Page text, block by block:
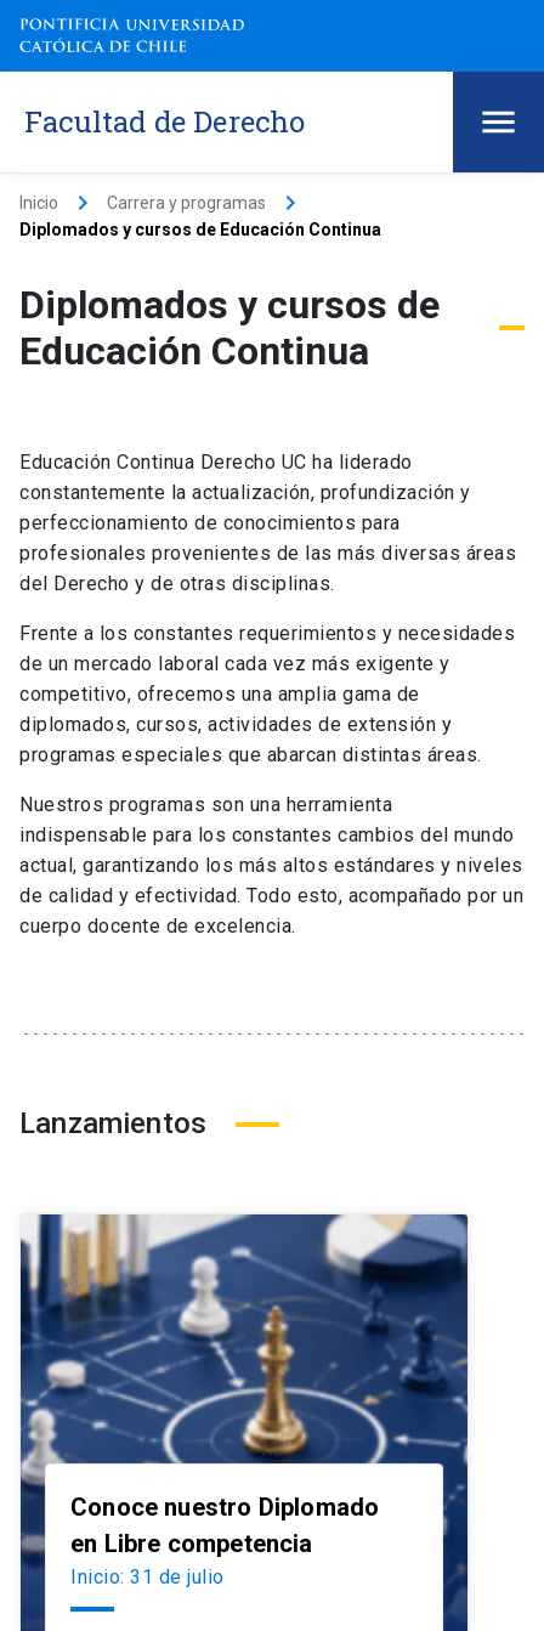
Facultad de Derecho
Inicio keyboard_arrow_right Carrera y programas keyboard_arrow_right
Diplomados y cursos de Educación Continua
Diplomados y cursos de
Educación Continua
Educación Continua Derecho UC ha liderado
constantemente la actualización, profundización y
perfeccionamiento de conocimientos para
profesionales provenientes de las más diversas áreas
del Derecho y de otras disciplinas.
Frente a los constantes requerimientos y necesidades
de un mercado laboral cada vez más exigente y
competitivo, ofrecemos una amplia gama de
diplomados, cursos, actividades de extensión y
programas especiales que abarcan distintas áreas.
Nuestros programas son una herramienta
indispensable para los constantes cambios del mundo
actual, garantizando los más altos estándares y niveles
de calidad y efectividad. Todo esto, acompañado por un
cuerpo docente de excelencia.
Lanzamientos
Conoce nuestro Diplomado
en Libre competencia
Inicio: 31 de julio